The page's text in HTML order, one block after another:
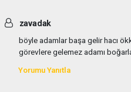
zavadak
böyle adamlar başa gelir hacı
görevlere gelemez adamı
Yorumu Yanıtla